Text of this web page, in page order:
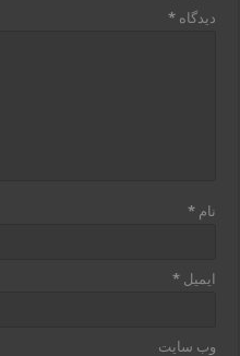
دیدگاه*
نام*
ایمیل*
وب‌ سایت